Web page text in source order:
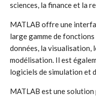
sciences, la finance et la
MATLAB offre une
large gamme de
données, la visualisation,
modélisation. Il est
logiciels de simulation et
MATLAB est une